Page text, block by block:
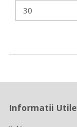
Informatii Utile